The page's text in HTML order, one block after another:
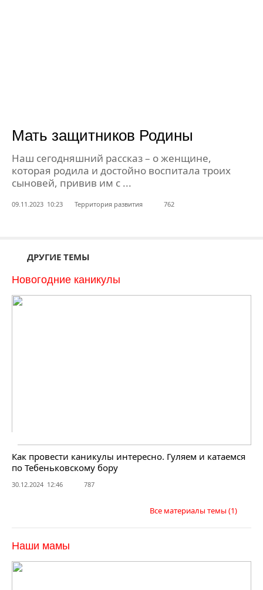
Мать защитников Родины
Наш сегодняшний рассказ – о женщине,
которая родила и достойно воспитала троих
сыновей, привив им с ...
09.11.2023 10:23 Территория развития 762
ДРУГИЕ ТЕМЫ
Новогодние каникулы
Как провести каникулы интересно. Гуляем и катаемся
по Тебеньковскому бору
30.12.2024 12:46 787
Все материалы темы (1)
Наши мамы